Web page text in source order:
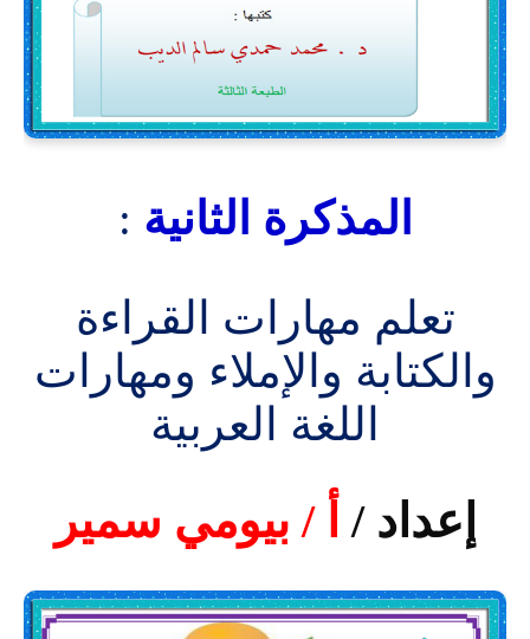
المذكرة الثانية :
تعلم مهارات القراءة
والكتابة والإملاء ومهارات
اللغة العربية
إعداد / أ / بيومي سمير